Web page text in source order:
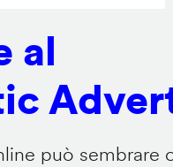
al
può sembrare